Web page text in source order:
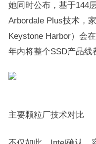
她同时公布，基于144
Arbordale Plus技术，
Keystone Harbor）会
年内将整个SSD产品线
主要颗粒厂技术对比